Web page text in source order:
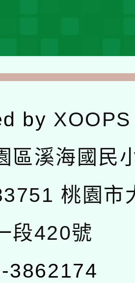
by XOOPS
區溪海國民
桃園市
段420號
3862174